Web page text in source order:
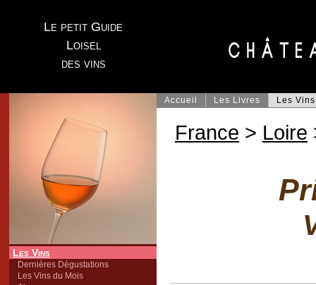
Le petit Guide
Loisel
des vins
Les Vins
Dernières Dégustations
Les Vins du Mois
Accueil Les Livres Les Vins
France > Loire